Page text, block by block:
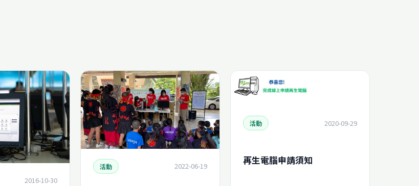
2016-10-30
活動 2022-06-19
活動 2020-09-29
再生電腦申請須知